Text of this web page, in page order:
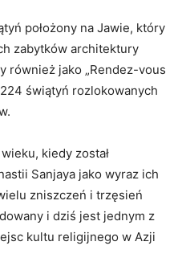
położony na Jawie, który
zabytków architektury
również jako „Rendez-vous
świątyń rozlokowanych
kiedy został
Sanjaya jako wyraz ich
zniszczeń i trzęsień
i dziś jest jednym z
kultu religijnego w Azji